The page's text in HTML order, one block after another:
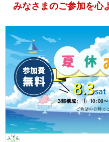
みなさまのご参加を心